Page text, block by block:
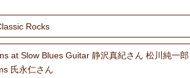
Rocks
at Slow Blues Guitar 静沢真紀さん 松川純一
氏永仁さん